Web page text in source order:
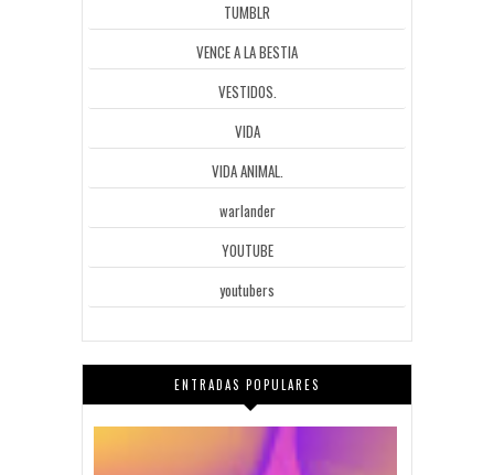
TUMBLR
VENCE A LA BESTIA
VESTIDOS.
VIDA
VIDA ANIMAL.
warlander
YOUTUBE
youtubers
ENTRADAS POPULARES